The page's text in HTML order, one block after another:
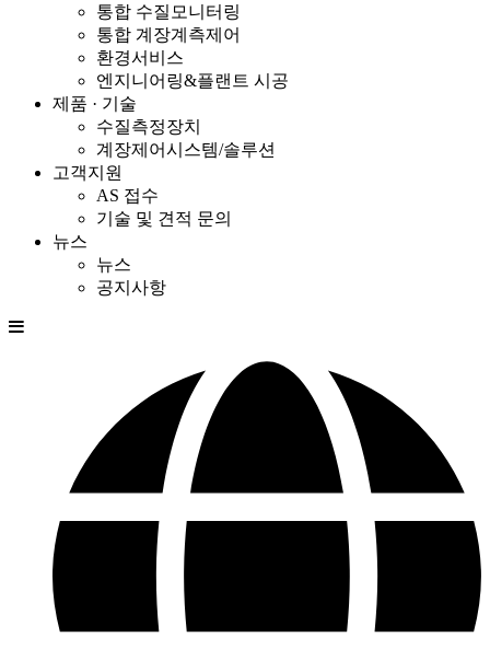
통합 수질모니터링
통합 계장계측제어
환경서비스
엔지니어링&플랜트 시공
제품 · 기술
수질측정장치
계장제어시스템/솔루션
고객지원
AS 접수
기술 및 견적 문의
뉴스
뉴스
공지사항